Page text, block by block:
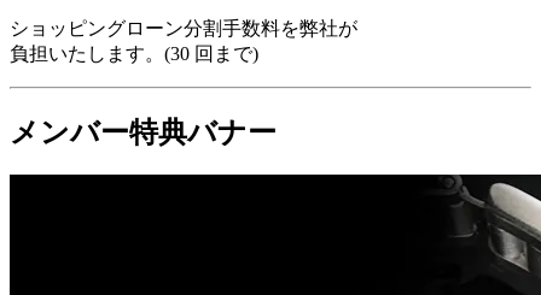
ショッピングローン分割手数料を弊社が
負担いたします。(30 回まで)
メンバー特典バナー